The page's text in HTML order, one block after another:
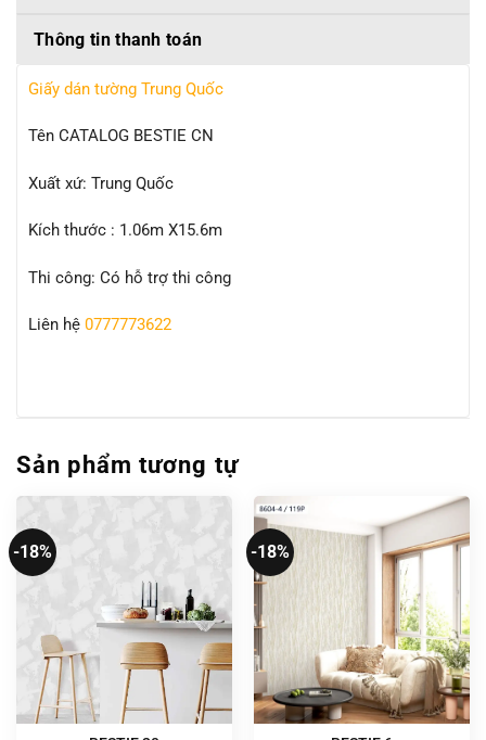
Thông tin thanh toán
Giấy dán tường Trung Quốc
Tên CATALOG BESTIE CN
Xuất xứ: Trung Quốc
Kích thước : 1.06m X15.6m
Thi công: Có hỗ trợ thi công
Liên hệ 0777773622
Sản phẩm tương tự
-18% -18%